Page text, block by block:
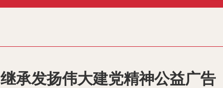
继承发扬伟大建党精神公益广告